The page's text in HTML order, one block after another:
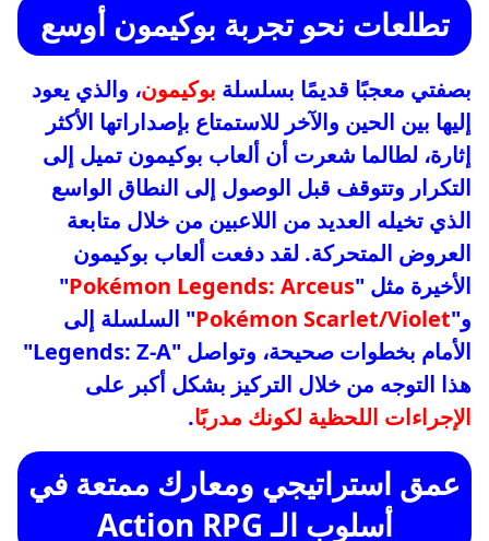
تطلعات نحو تجربة بوكيمون أوسع
بصفتي معجبًا قديمًا بسلسلة بوكيمون، والذي يعود
إليها بين الحين والآخر للاستمتاع بإصداراتها الأكثر
إثارة، لطالما شعرت أن ألعاب بوكيمون تميل إلى
التكرار وتتوقف قبل الوصول إلى النطاق الواسع
الذي تخيله العديد من اللاعبين من خلال متابعة
العروض المتحركة. لقد دفعت ألعاب بوكيمون
الأخيرة مثل "Pokémon Legends: Arceus
"
و"Pokémon Scarlet/Violet" السلسلة إلى
الأمام بخطوات صحيحة، وتواصل "Legends: Z-A"
هذا التوجه من خلال التركيز بشكل أكبر على
الإجراءات اللحظية لكونك مدربًا.
عمق استراتيجي ومعارك ممتعة في
أسلوب الـ Action RPG